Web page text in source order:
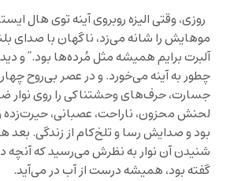
روزی، وقتی الیزه روبروی آینه توی هال
موهایش را شانه می‌زد، ناگهان با صدای
آلبرت برایم همیشه مثل مُرده‌ها بود.” و
چطور به آینه می‌خورد. و در عصر بی‌روح
جسارت، حرف‌های وحشتناکی را روی نوار
لحنش محزون، ناراحت، عصبانی، حیرت‌زده
بود و صدایش رسا و تلخ‌کام از زندگی. بعد
شنیدن آن نوار به نظرش می‌رسید که آنچه
گفته بود، همیشه درست از آب در می‌آید.